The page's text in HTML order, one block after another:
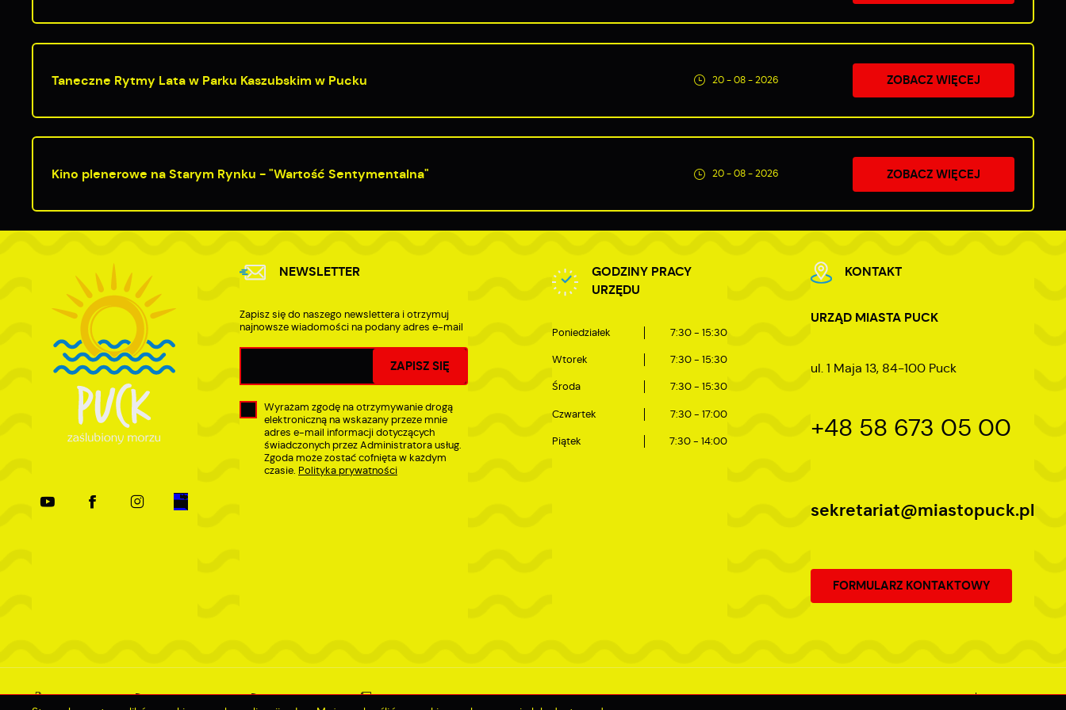
Taneczne Rytmy Lata w Parku Kaszubskim w Pucku 20 - 08 - 2026 ZOBACZ WIĘCEJ
Kino plenerowe na Starym Rynku - "Wartość Sentymentalna" 20 - 08 - 2026 ZOBACZ WIĘCEJ
NEWSLETTER
Zapisz się do naszego newslettera i otrzymuj
najnowsze wiadomości na podany adres e-mail
Wyrażam zgodę na otrzymywanie drogą
elektroniczną na wskazany przeze mnie
adres e-mail informacji dotyczących
świadczonych przez Administratora usług.
Zgoda może zostać cofnięta w każdym
czasie. Polityka prywatności
GODZINY PRACY
URZĘDU
Poniedziałek 7:30 - 15:30
Wtorek 7:30 - 15:30
Środa 7:30 - 15:30
Czwartek 7:30 - 17:00
Piątek 7:30 - 14:00
KONTAKT
URZĄD MIASTA PUCK
ul. 1 Maja 13, 84-100 Puck
+48 58 673 05 00
sekretariat@miastopuck.pl
FORMULARZ KONTAKTOWY
Mapa serwisu RSS Aktualności RSS Inwestycje Deklaracja dostępności Odwiedzin: 3763149 Online: 421